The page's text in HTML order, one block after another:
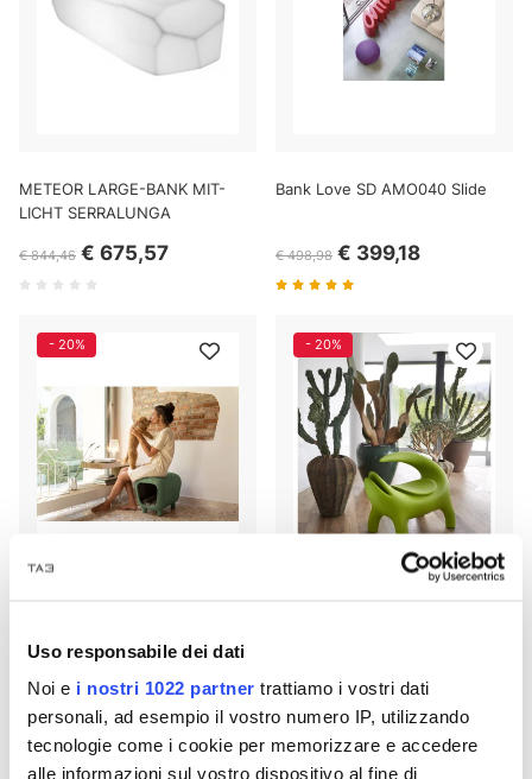
Uso responsabile dei dati
Noi e i nostri 1022 partner trattiamo i vostri dati
personali, ad esempio il vostro numero IP, utilizzando
tecnologie come i cookie per memorizzare e accedere
alle informazioni sul vostro dispositivo al fine di
METEOR LARGE-BANK MIT-
LICHT SERRALUNGA
€ 844,46 € 675,57
Bank Love SD AMO040 Slide
€ 498,98 € 399,18
- 20%
€ 239,12
- 20%